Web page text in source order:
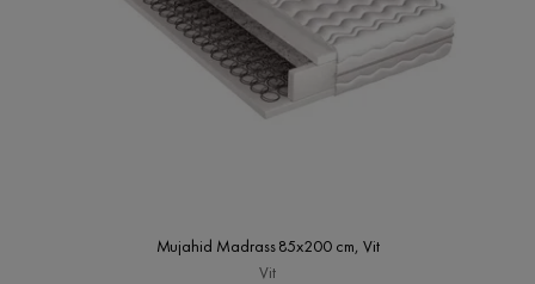
Mujahid Madrass 85x200 cm, Vit
Vit